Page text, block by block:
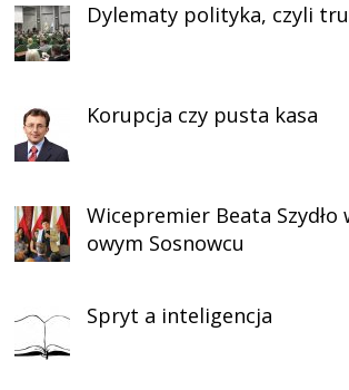
Dylematy polityka, czyli
Korupcja czy pusta kasa
Wicepremier Beata Szydło
owym Sosnowcu
Spryt a inteligencja